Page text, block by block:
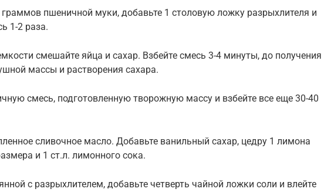
граммов пшеничной муки, добавьте 1 столовую ложку разрыхлителя и
1-2 раза.
смешайте яйца и сахар. Взбейте смесь 3-4 минуты, до получения
массы и растворения сахара.
смесь, подготовленную творожную массу и взбейте все еще 30-40
сливочное масло. Добавьте ванильный сахар, цедру 1 лимона
и 1 ст.л. лимонного сока.
с разрыхлителем, добавьте четверть чайной ложки соли и влейте